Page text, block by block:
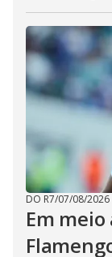
DO R7/07/08/2026
Em